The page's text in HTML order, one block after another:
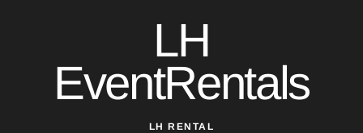
LH
EventRentals
LH RENTAL